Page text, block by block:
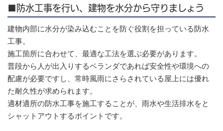
■防水工事を行い、建物を水分から守りましょう
建物内部に水分が染み込むことを防ぐ役割を担っている防水
工事。
施工箇所に合わせて、最適な工法を選ぶ必要があります。
普段から人が出入りするベランダであれば安全性や環境への
配慮が必要ですし、常時風雨にさらされている屋上には優れ
た耐久性が求められます。
適材適所の防水工事を施工することが、雨水や生活排水をと
シャットアウトするポイントです。